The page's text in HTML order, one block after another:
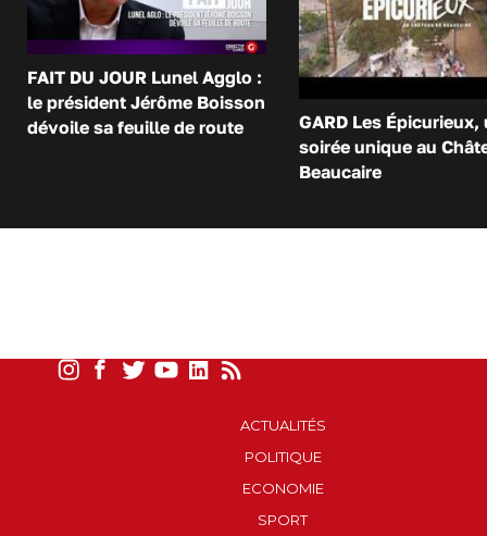
FAIT DU JOUR Lunel Agglo :
le président Jérôme Boisson
dévoile sa feuille de route
GARD Les Épicurieux,
soirée unique au
Beaucaire
ACTUALITÉS
POLITIQUE
ECONOMIE
SPORT